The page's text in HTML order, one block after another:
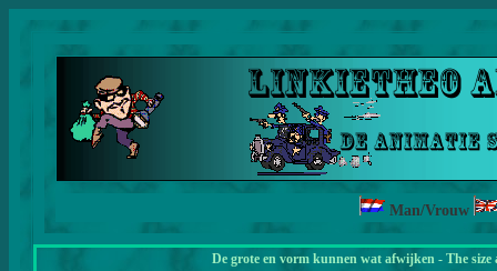
Man/Vrouw
De grote en vorm kunnen wat afwijken - The